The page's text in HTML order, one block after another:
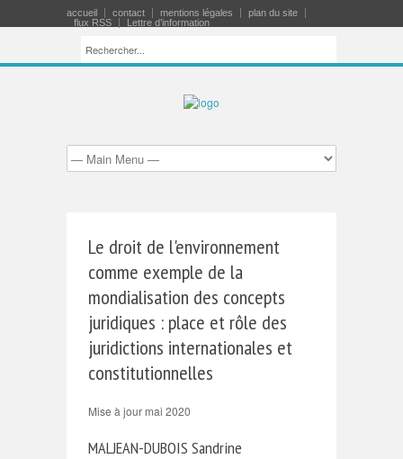
accueil contact mentions légales
plan du site
flux RSS
Lettre d’information
Le droit de l'environnement
comme exemple de la
mondialisation des concepts
juridiques : place et rôle des
juridictions internationales et
constitutionnelles
Mise à jour mai 2020
MALJEAN-DUBOIS Sandrine